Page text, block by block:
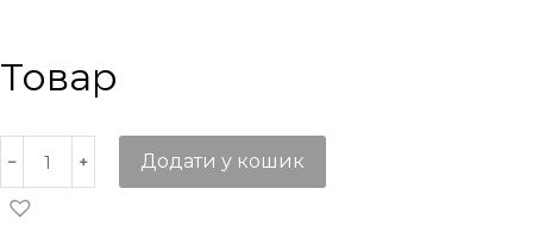
Товар
Додати у кошик